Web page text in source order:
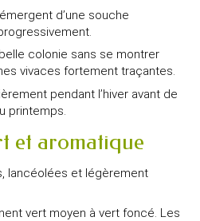
d’une souche
colonie sans se montrer
vivaces fortement traçantes.
pendant l’hiver avant de
printemps.
et aromatique
lancéolées et légèrement
vert moyen à vert foncé. Les